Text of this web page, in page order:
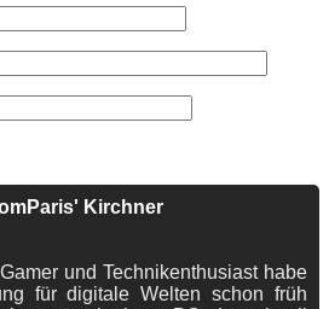
Kirchner
und Technikenthusiast habe
für digitale Welten schon früh